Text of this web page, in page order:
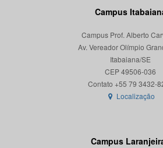
Campus
Campus Prof. Alberto
Av. Vereador Olímpio
Itabaiana/SE
CEP 49506-036
Localização
Campus